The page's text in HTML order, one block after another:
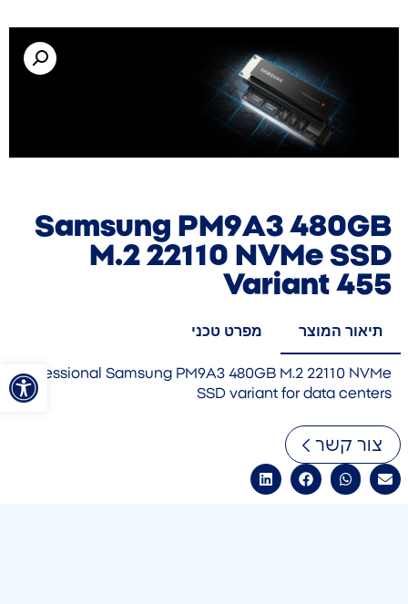
פתח
Samsung PM9A3 480GB
M.2 22110 NVMe SSD
Variant 455
תיאור המוצר מפרט טכני
Professional Samsung PM9A3 480GB M.2 22110 NVMe
SSD variant for data centers
צור קשר